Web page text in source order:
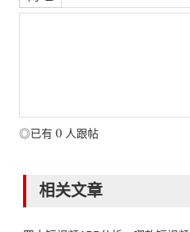
◎已有 0 人跟帖
相关文章